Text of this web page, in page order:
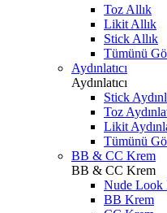
Toz Allık
Likit Allık
Stick Allık
Tümünü
Aydınlatıcı
Aydınlatıcı
Stick
Toz
Likit
Tümünü
BB & CC Krem
BB & CC Krem
Nude Look
BB Krem